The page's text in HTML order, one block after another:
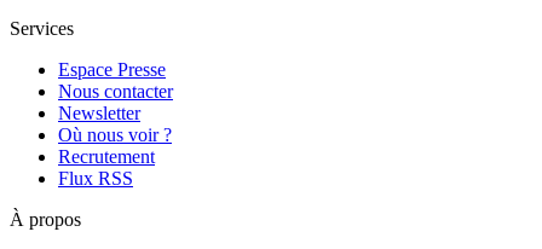
Services
Espace Presse
Nous contacter
Newsletter
Où nous voir ?
Recrutement
Flux RSS
À propos